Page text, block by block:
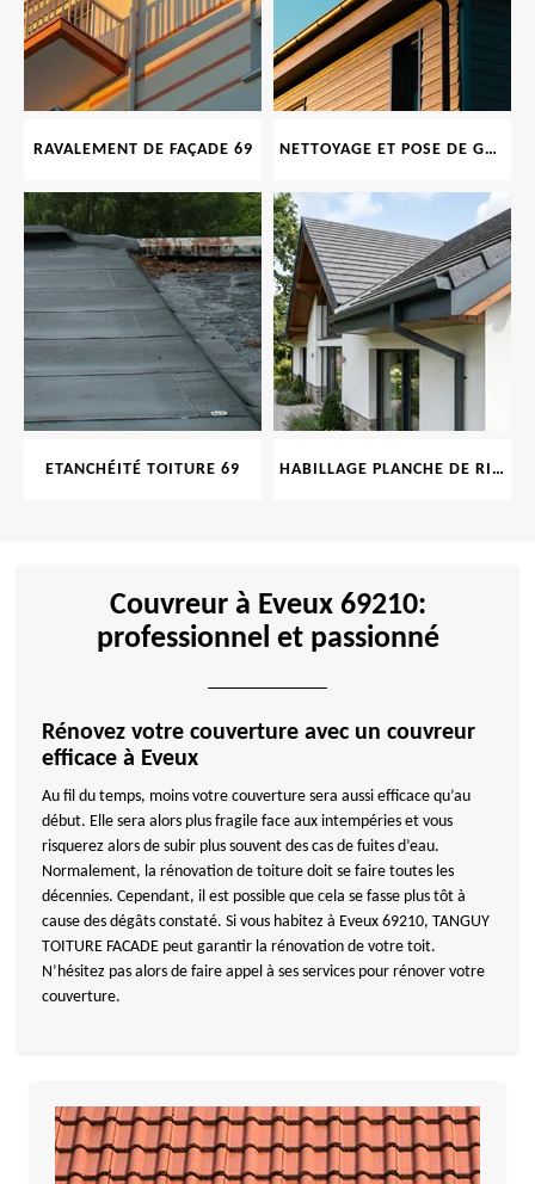
RAVALEMENT DE FAÇADE 69 NETTOYAGE ET POSE DE GOUTTIÈRE 69
ETANCHÉITÉ TOITURE 69 HABILLAGE PLANCHE DE RIVE 69
Couvreur à Eveux 69210:
professionnel et passionné
Rénovez votre couverture avec un couvreur
efficace à Eveux
Au fil du temps, moins votre couverture sera aussi efficace qu’au
début. Elle sera alors plus fragile face aux intempéries et vous
risquerez alors de subir plus souvent des cas de fuites d’eau.
Normalement, la rénovation de toiture doit se faire toutes les
décennies. Cependant, il est possible que cela se fasse plus tôt à
cause des dégâts constaté. Si vous habitez à Eveux 69210, TANGUY
TOITURE FACADE peut garantir la rénovation de votre toit.
N’hésitez pas alors de faire appel à ses services pour rénover votre
couverture.